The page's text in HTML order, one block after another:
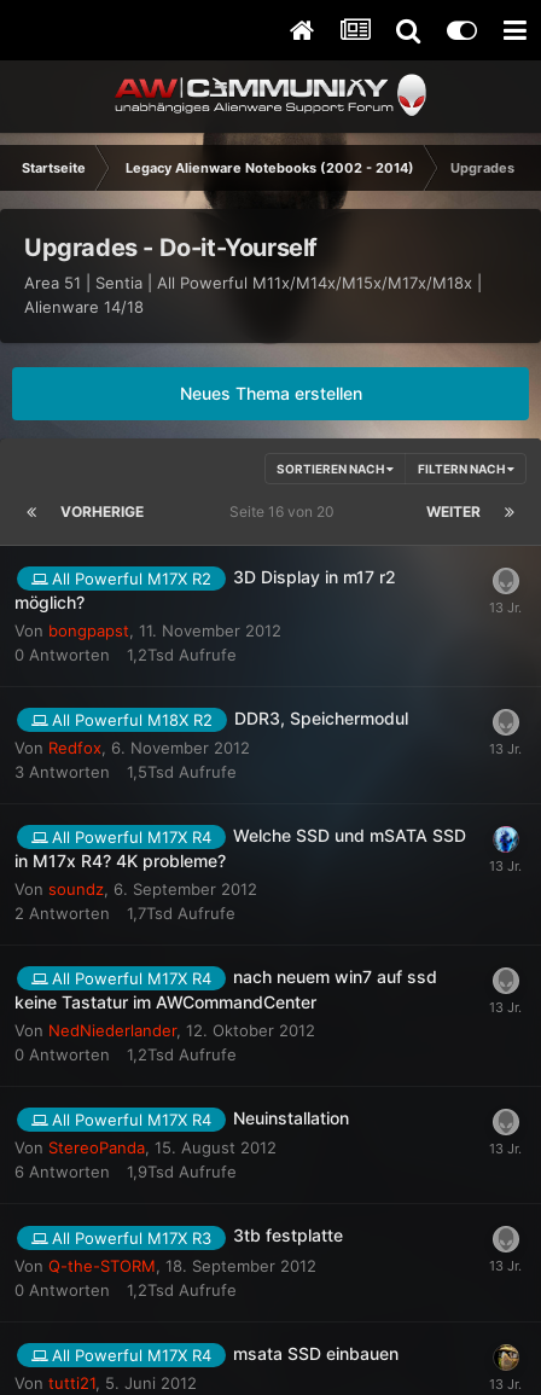
Startseite Legacy Alienware Notebooks (2002 - 2014) Upgrades -
Upgrades - Do-it-Yourself
Area 51 | Sentia | All Powerful M11x/M14x/M15x/M17x/M18x |
Alienware 14/18
Neues Thema erstellen
SORTIEREN NACH FILTERN NACH
VORHERIGE WEITER
Seite 16 von 20
All Powerful M17X R2
3D Display in m17 r2
möglich?
Von bongpapst
11. November 2012
0 Antworten 1,2Tsd Aufrufe
All Powerful M18X R2 DDR3, Speichermodul
Von Redfox 6. November 2012
3 Antworten 1,5Tsd Aufrufe
All Powerful M17X R4
Welche SSD und mSATA SSD
in M17x R4? 4K probleme?
Von soundz 6. September 2012
2 Antworten 1,7Tsd Aufrufe
All Powerful M17X R4
nach neuem win7 auf ssd
keine Tastatur im AWCommandCenter
Von NedNiederlander, 12. Oktober 2012
0 Antworten 1,2Tsd Aufrufe
All Powerful M17X R4 Neuinstallation
Von StereoPanda, 15. August 2012
6 Antworten 1,9Tsd Aufrufe
All Powerful M17X R3 3tb festplatte
Von Q-the-STORM 18. September 2012
0 Antworten 1,2Tsd Aufrufe
All Powerful M17X R4 msata SSD einbauen
Von tutti21 5. Juni 2012